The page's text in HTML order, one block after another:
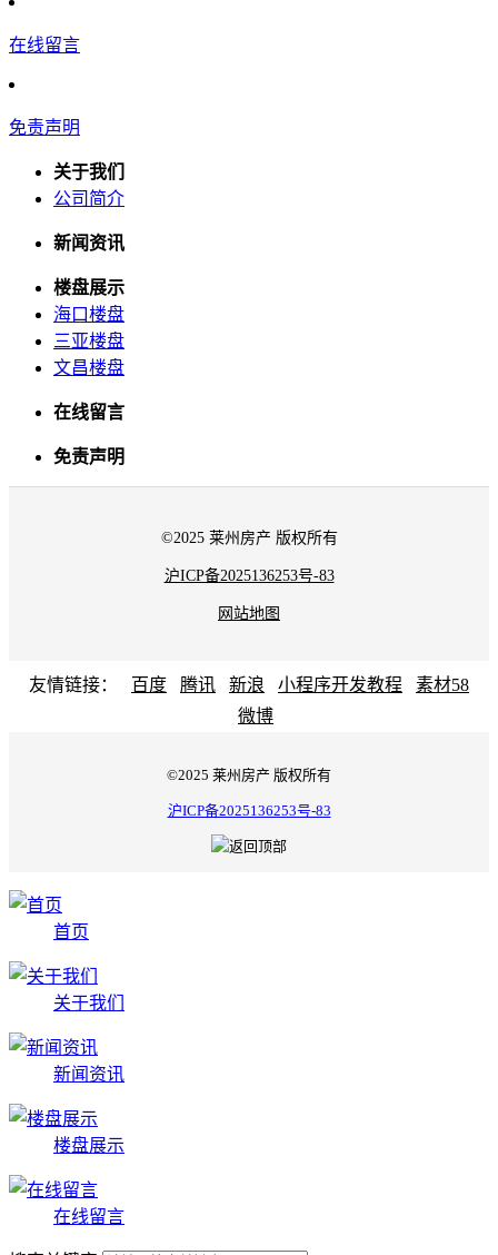
在线留言
免责声明
关于我们
公司简介
新闻资讯
楼盘展示
海口楼盘
三亚楼盘
文昌楼盘
在线留言
免责声明
©2025 莱州房产 版权所有
沪ICP备2025136253号-83
网站地图
友情链接： 百度 腾讯 新浪 小程序开发教程
素材58
微博
©2025 莱州房产 版权所有
沪ICP备2025136253号-83
首页
关于我们
新闻资讯
楼盘展示
在线留言